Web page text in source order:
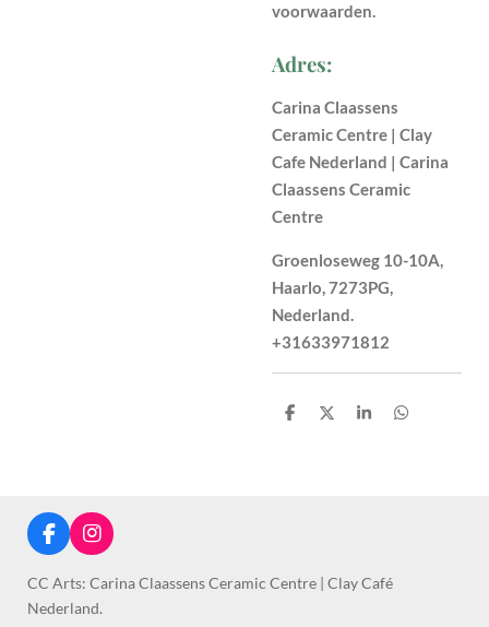
voorwaarden.
Adres:
Carina Claassens
Ceramic Centre | Clay
Cafe Nederland | Carina
Claassens Ceramic
Centre
Groenloseweg 10-10A,
Haarlo, 7273PG,
Nederland.
+31633971812
S
S
S
S
F
a
c
e
b
I
n
s
t
a
CC Arts: Carina Claassens Ceramic Centre | Clay Café
Nederland.